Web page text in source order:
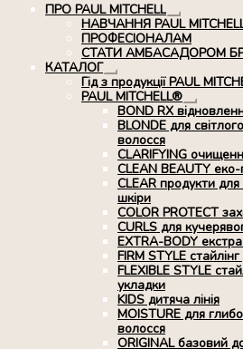
ПРО PAUL MITCHELL
Розгорнуте
вкладене
меню
НАВЧАННЯ PAUL
ПРОФЕСІОНАЛАМ
СТАТИ АМБАСАДОРОМ
КАТАЛОГ
Розгорнуте
вкладене
меню
Гід з продукції PAUL
PAUL MITCHELL®
вкладене
меню
BOND RX
BLONDE для
волосся
CLARIFYING
CLEAN BEAUTY
CLEAR продукти
шкіри
COLOR PROTECT
CURLS для
EXTRA-BODY
FIRM STYLE
FLEXIBLE STYLE
укладки
KIDS дитяча лінія
MOISTURE для
волосся
ORIGINAL базовий